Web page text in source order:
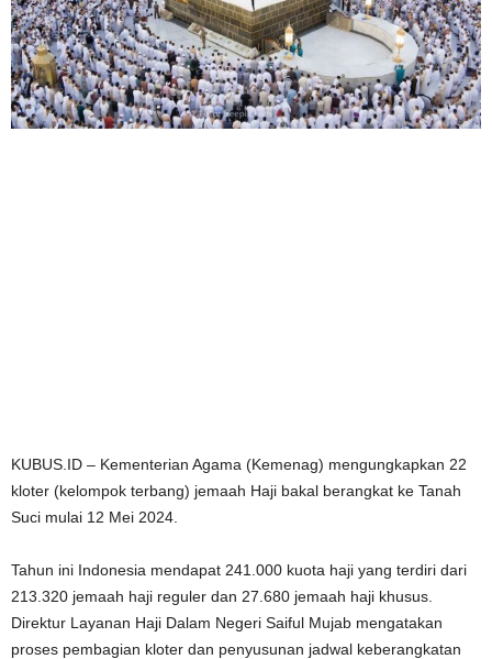
KUBUS.ID – Kementerian Agama (Kemenag) mengungkapkan 22
kloter (kelompok terbang) jemaah Haji bakal berangkat ke Tanah
Suci mulai 12 Mei 2024.
Tahun ini Indonesia mendapat 241.000 kuota haji yang terdiri dari
213.320 jemaah haji reguler dan 27.680 jemaah haji khusus.
Direktur Layanan Haji Dalam Negeri Saiful Mujab mengatakan
proses pembagian kloter dan penyusunan jadwal keberangkatan